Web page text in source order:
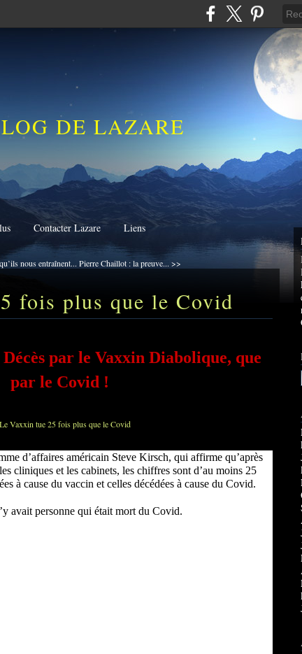
DE LAZARE
Contacter Lazare Liens
nous entraînent... Pierre Chaillot : la preuve... >>
fois plus que le Covid
par le Vaxxin Diabolique, que
par le Covid !
d’affaires américain Steve Kirsch, qui affirme qu’après
cliniques et les cabinets, les chiffres sont d’au moins 25
à cause du vaccin et celles décédées à cause du Covid.
avait personne qui était mort du Covid.